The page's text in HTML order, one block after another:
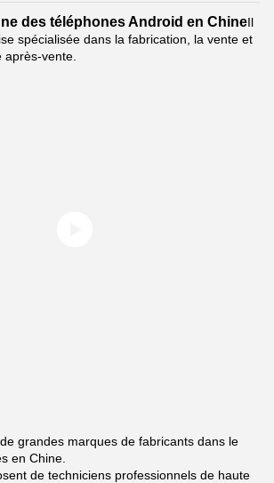
des téléphones Android en ChineIl
spécialisée dans la fabrication, la vente et
après-vente.
grandes marques de fabricants dans le
en Chine.
de techniciens professionnels de haute